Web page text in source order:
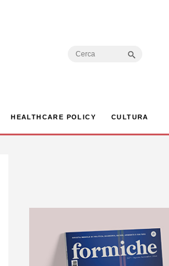
Search
HEALTHCARE POLICY CULTURA